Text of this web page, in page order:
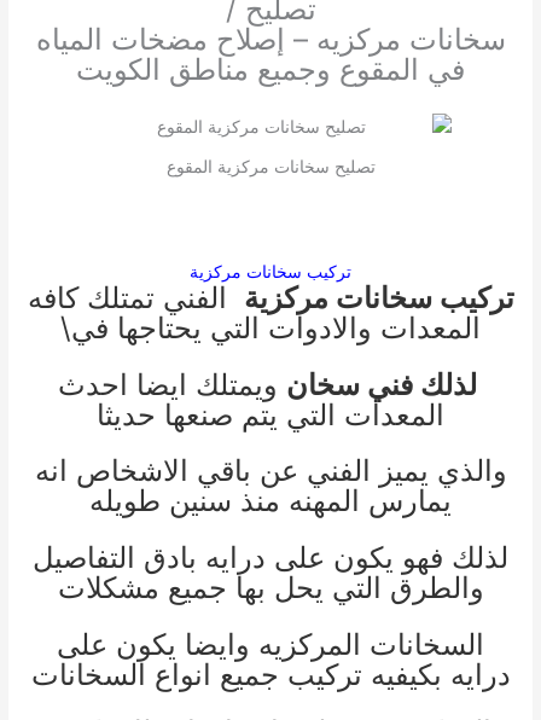
تصليح /
سخانات مركزيه – إصلاح مضخات المياه
في المقوع وجميع مناطق الكويت
تصليح سخانات مركزية المقوع
تركيب سخانات مركزية
تركيب سخانات مركزية الفني تمتلك كافه
المعدات والادوات التي يحتاجها في\
لذلك فني سخان ويمتلك ايضا احدث
المعدات التي يتم صنعها حديثا
والذي يميز الفني عن باقي الاشخاص انه
يمارس المهنه منذ سنين طويله
لذلك فهو يكون على درايه بادق التفاصيل
والطرق التي يحل بها جميع مشكلات
السخانات المركزيه وايضا يكون على
درايه بكيفيه تركيب جميع انواع السخانات